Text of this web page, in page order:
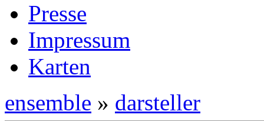
Presse
Impressum
Karten
ensemble » darsteller